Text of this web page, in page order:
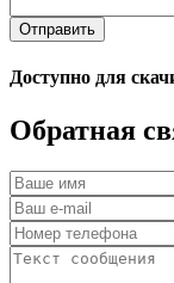
Отправить
Доступно для
Обратная